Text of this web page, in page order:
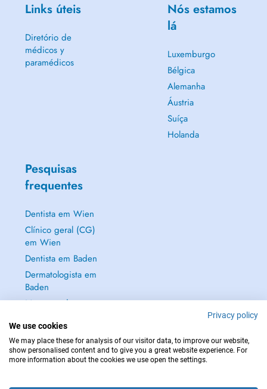
Links úteis
Diretório de
médicos y
paramédicos
Nós estamos
lá
Luxemburgo
Bélgica
Alemanha
Áustria
Suíça
Holanda
Pesquisas
frequentes
Dentista em Wien
Clínico geral (CG)
em Wien
Dentista em Baden
Dermatologista em
Baden
Mostrar tudo →
EM CASO DE EMERGÊNCIA, CONTACTE : 112
Privacy policy
We use cookies
We may place these for analysis of our visitor data, to improve our website,
show personalised content and to give you a great website experience. For
more information about the cookies we use open the settings.